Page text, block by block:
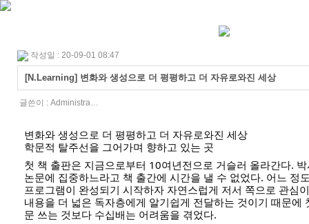
작성일 : 20-09-01 08:47
[N.Learning] 변화와 생성으로 더 평평하고 더 자유로와진 세상
글쓴이 : Administra…
변화와 생성으로 더 평평하고 더 자유로와진 세상
학문적 탈주선을 그어가며 향하고 있는 곳
첫 책 출판은 지금으로부터 10여년전으로 거슬러 올라간다.
논문에 집중하느라고 책 출간에 시간을 낼 수 없었다. 어느 정
프로그램이 완성되기 시작하자 자연스럽게 저서 쪽으로 관심
내용을 더 넓은 독자층에게 알기쉽게 전달하는 것이기 때문에
문 쓰는 것보다 수십배는 어려움을 겪었다.